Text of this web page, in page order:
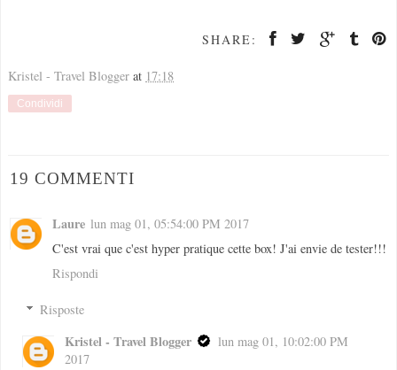
SHARE:
Kristel - Travel Blogger at 17:18
Condividi
19 COMMENTI
Laure lun mag 01, 05:54:00 PM 2017
C'est vrai que c'est hyper pratique cette box! J'ai envie de tester!!!
Rispondi
Risposte
Kristel - Travel Blogger
lun mag 01, 10:02:00 PM
2017